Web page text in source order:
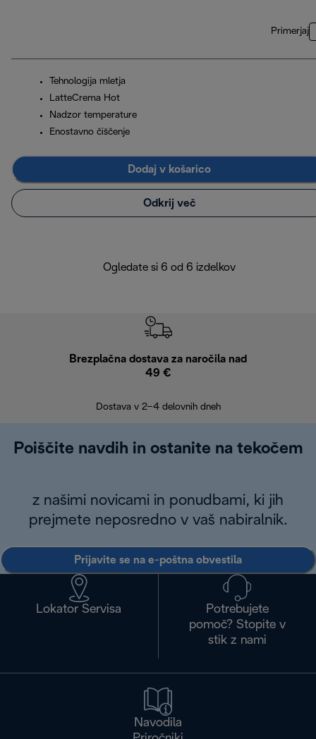
Primerjaj
Tehnologija mletja
LatteCrema Hot
Nadzor temperature
Enostavno čiščenje
Dodaj v košarico
Odkrij več
Ogledate si 6 od 6 izdelkov
Brezplačna dostava za naročila nad
49 €
Dostava v 2–4 delovnih dneh
Poiščite navdih in ostanite na tekočem
z našimi novicami in ponudbami, ki jih
prejmete neposredno v vaš nabiralnik.
Prijavite se na e-poštna obvestila
Lokator Servisa
Potrebujete
pomoč? Stopite v
stik z nami
Navodila